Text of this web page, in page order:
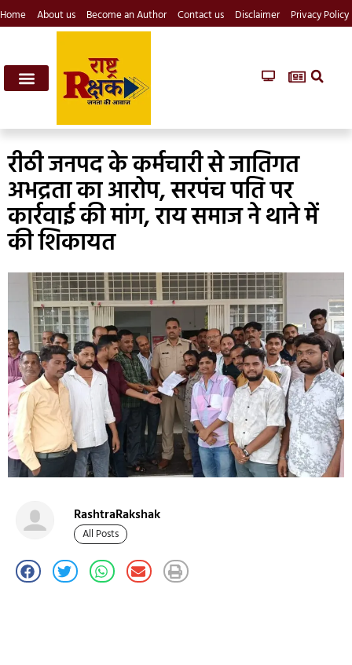
Home About us Become an Author Contact us Disclaimer Privacy Policy
रीठी जनपद के कर्मचारी से जातिगत
अभद्रता का आरोप, सरपंच पति पर
कार्रवाई की मांग, राय समाज ने थाने में
की शिकायत
RashtraRakshak
All Posts